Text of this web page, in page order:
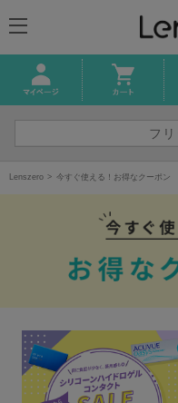
Lenszero 今すぐ使える！お得なクーポン